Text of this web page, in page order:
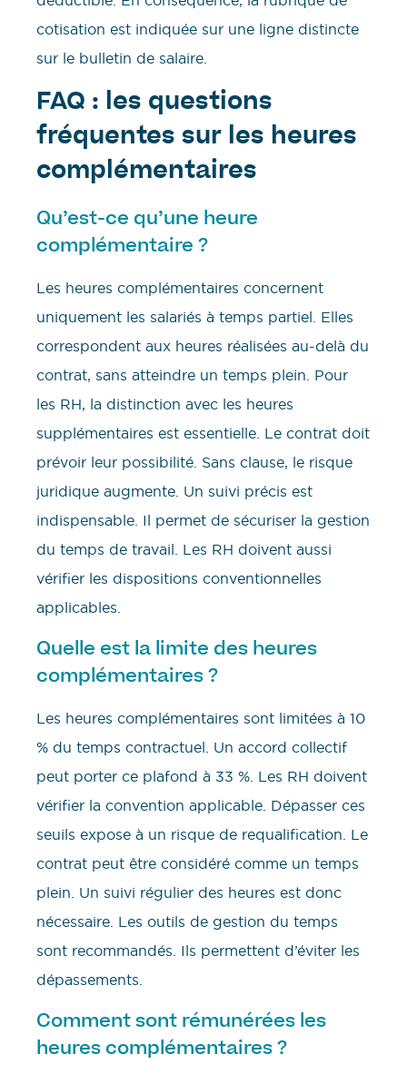
cotisation est indiquée sur une ligne distincte
sur le bulletin de salaire.
FAQ : les questions
fréquentes sur les heures
complémentaires
Qu’est-ce qu’une heure
complémentaire ?
Les heures complémentaires concernent
uniquement les salariés à temps partiel. Elles
correspondent aux heures réalisées au-delà du
contrat, sans atteindre un temps plein. Pour
les RH, la distinction avec les heures
supplémentaires est essentielle. Le contrat doit
prévoir leur possibilité. Sans clause, le risque
juridique augmente. Un suivi précis est
indispensable. Il permet de sécuriser la gestion
du temps de travail. Les RH doivent aussi
vérifier les dispositions conventionnelles
applicables.
Quelle est la limite des heures
complémentaires ?
Les heures complémentaires sont limitées à 10
% du temps contractuel. Un accord collectif
peut porter ce plafond à 33 %. Les RH doivent
vérifier la convention applicable. Dépasser ces
seuils expose à un risque de requalification. Le
contrat peut être considéré comme un temps
plein. Un suivi régulier des heures est donc
nécessaire. Les outils de gestion du temps
sont recommandés. Ils permettent d’éviter les
dépassements.
Comment sont rémunérées les
heures complémentaires ?